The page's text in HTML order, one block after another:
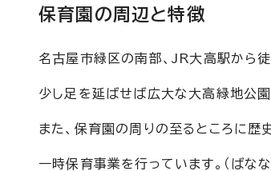
保育園の周辺と特徴
名古屋市緑区の南部、JR大高駅から
少し足を延ばせば広大な大高緑地公園
また、保育園の周りの至るところに歴
一時保育事業を行っています。（ばなな